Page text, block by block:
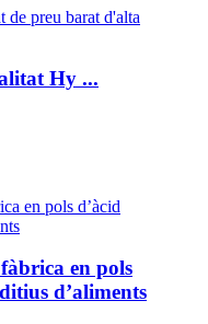
Hy ...
en pols
d’aliments